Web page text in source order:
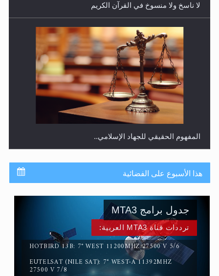
لا ناسخ ولا منسوخ في القرآن الكريم
المفهوم الحقيقي للجهاد الإسلامي..
سورة التكوير تُنبئ بزمن بعثة المسيح الموعود عليه السلام
هذا الأسبوع على الفضائية
ترددات قناة MTA3 العربية:
HOTBIRD 13B: 7° WEST 11200MHZ 27500 V 5/6
EUTELSAT (NILE SAT): 7° WEST-A 11392MHZ
27500 V 7/8
جدول برامج MTA3